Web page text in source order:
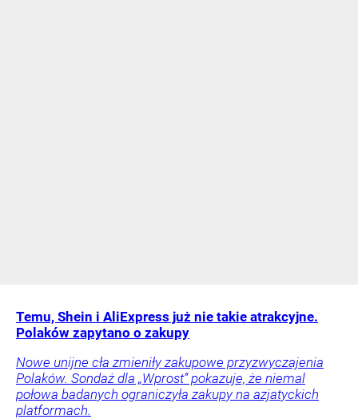
Temu, Shein i AliExpress już nie takie atrakcyjne.
Polaków zapytano o zakupy
Nowe unijne cła zmieniły zakupowe przyzwyczajenia
Polaków. Sondaż dla „Wprost” pokazuje, że niemal
połowa badanych ograniczyła zakupy na azjatyckich
platformach.